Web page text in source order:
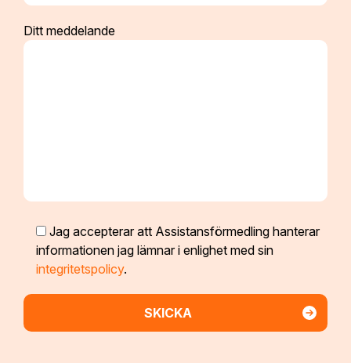
Ditt meddelande
Jag accepterar att Assistansförmedling hanterar
informationen jag lämnar i enlighet med sin
integritetspolicy.